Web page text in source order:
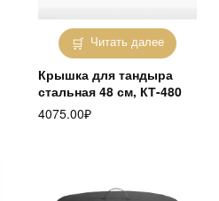
Читать далее
Крышка для тандыра
стальная 48 см, КТ-480
4075.00₽